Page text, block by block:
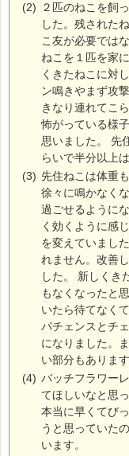
(2)
２匹のねこを飼
した。残された
こ友が必要では
ねこを１匹を家
くきたねこに対
ン鳴きやまず攻
きなり連れてこ
怖がっている様
思いました。 先
らいで半分以上
(3) 先住ねこは体重
徐々に鳴かなく
過ごせるように
く効くように感
を変えていまし
れません。改善
した。 新しくき
もなくなったと
いたら待てなく
パチェンスとチ
になりました。
い部分もありま
(4) バッチフラワー
てほしいなと思
本当に早くてび
うと思っていた
います。